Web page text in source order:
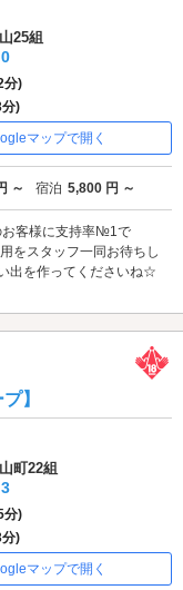
25組
分)
)
マップで開く
～ 宿泊 5,800 円 ～
お客様に支持率№1で
をスタッフ一同お待ちし
出を作ってくださいね☆
】
町22組
分)
)
マップで開く